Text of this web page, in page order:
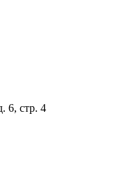
6, стр. 4